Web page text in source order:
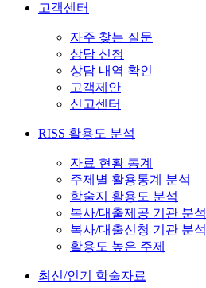
고객센터
자주 찾는 질문
상담 신청
상담 내역 확인
고객제안
신고센터
RISS 활용도 분석
자료 현황 통계
주제별 활용통계 분석
학술지 활용도 분석
복사/대출제공 기관 분석
복사/대출신청 기관 분석
활용도 높은 주제
최신/인기 학술자료